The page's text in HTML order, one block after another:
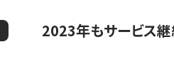
2023年もサービス